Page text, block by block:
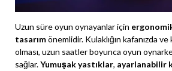
Uzun süre oyun oynayanlar için
tasarımönemlidir. Kulaklığın kafanızda ve
olması, uzun saatler boyunca oyun
sağlar.Yumuşak yastıklar, ayarlanabilir